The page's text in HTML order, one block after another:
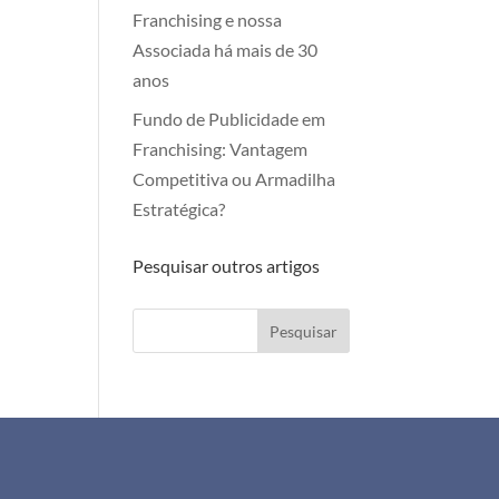
Franchising e nossa
Associada há mais de 30
anos
Fundo de Publicidade em
Franchising: Vantagem
Competitiva ou Armadilha
Estratégica?
Pesquisar outros artigos
Pesquisar